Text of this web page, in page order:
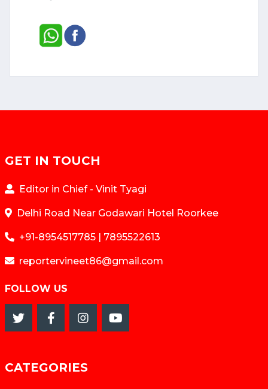
GET IN TOUCH
Editor in Chief - Vinit Tyagi
Delhi Road Near Godawari Hotel Roorkee
+91-8954517785 | 7895522613
reportervineet86@gmail.com
FOLLOW US
CATEGORIES